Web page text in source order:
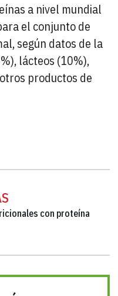
a nivel mundial
el conjunto de
según datos de la
lácteos (10%),
productos de
con proteína